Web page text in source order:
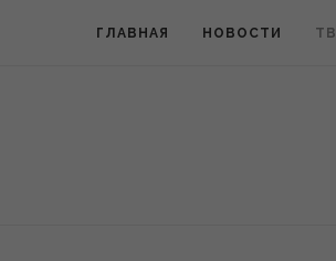
ГЛАВНАЯ НОВОСТИ ТВ